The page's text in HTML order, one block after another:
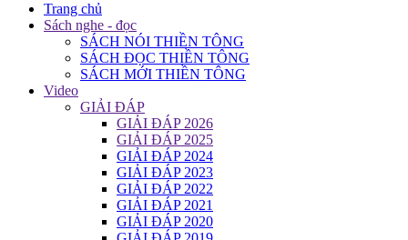
Trang chủ
Sách nghe - đọc
SÁCH NÓI THIỀN TÔNG
SÁCH ĐỌC THIỀN TÔNG
SÁCH MỚI THIỀN TÔNG
Video
GIẢI ĐÁP
GIẢI ĐÁP 2026
GIẢI ĐÁP 2025
GIẢI ĐÁP 2024
GIẢI ĐÁP 2023
GIẢI ĐÁP 2022
GIẢI ĐÁP 2021
GIẢI ĐÁP 2020